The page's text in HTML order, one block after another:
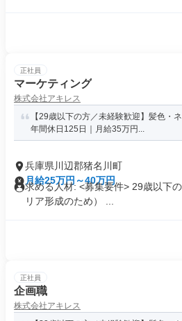
正社員
マーケティング
株式会社アキレス
【29歳以下の方／未経験歓迎】髪色・
年間休日125日｜月給35万円...
兵庫県川辺郡猪名川町
月給25万円～40万円
求める人材: <募集要件> 29歳以下
リア形成のため） ...
正社員
企画職
株式会社アキレス